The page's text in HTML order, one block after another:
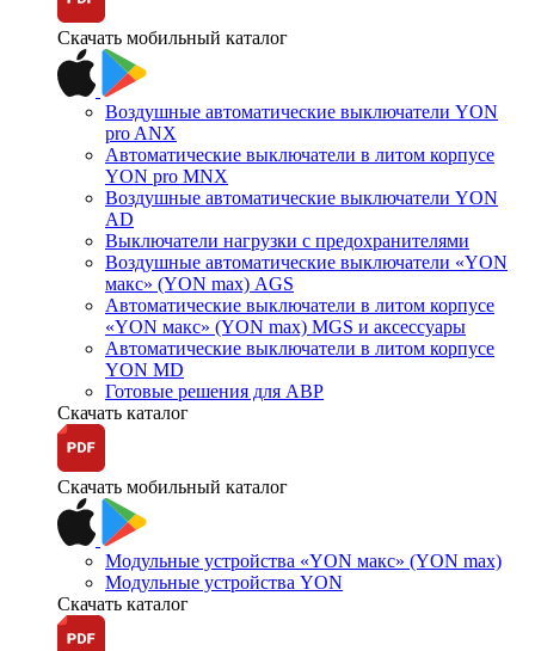
Скачать мобильный каталог
Воздушные автоматические выключатели YON
pro ANX
Автоматические выключатели в литом корпусе
YON pro MNX
Воздушные автоматические выключатели YON
AD
Выключатели нагрузки с предохранителями
Воздушные автоматические выключатели «YON
макс» (YON max) AGS
Автоматические выключатели в литом корпусе
«YON макс» (YON max) MGS и аксессуары
Автоматические выключатели в литом корпусе
YON MD
Готовые решения для АВР
Скачать каталог
Скачать мобильный каталог
Модульные устройства «YON макс» (YON max)
Модульные устройства YON
Скачать каталог